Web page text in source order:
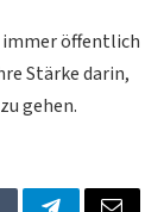
immer öffentlich
Stärke darin,
gehen.